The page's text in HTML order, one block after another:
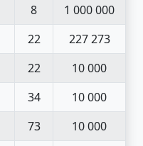
8
1 000 000
22
227 273
22
10 000
34
10 000
73
10 000